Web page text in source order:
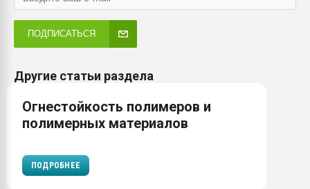
ПОДПИСАТЬСЯ
Другие статьи раздела
Огнестойкость полимеров и
полимерных материалов
ПОДРОБНЕЕ